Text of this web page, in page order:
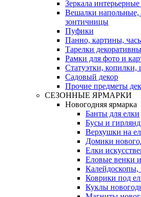
Зеркала
Вешалки напольные,
зонтичницы
Пуфики
Панно, картины,
Тарелки
Рамки для фото и
Статуэтки, копилки,
Садовый декор
Прочие предметы
СЕЗОННЫЕ ЯРМАРКИ
Новогодняя ярмарка
Банты для елки
Бусы и
Верхушки на
Домики
Елки
Еловые венки
Калейдоскопы,
Коврики под
Куклы